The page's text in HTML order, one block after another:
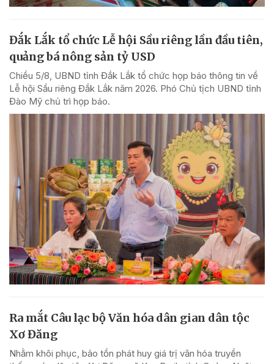
Đắk Lắk tổ chức Lễ hội Sầu riêng lần đầu tiên,
quảng bá nông sản tỷ USD
Chiều 5/8, UBND tỉnh Đắk Lắk tổ chức họp báo thông tin về
Lễ hội Sầu riêng Đắk Lắk năm 2026. Phó Chủ tịch UBND tỉnh
Đào Mỹ chủ trì họp báo.
Ra mắt Câu lạc bộ Văn hóa dân gian dân tộc
Xơ Đăng
Nhằm khôi phục, bảo tồn phát huy giá trị văn hóa truyền